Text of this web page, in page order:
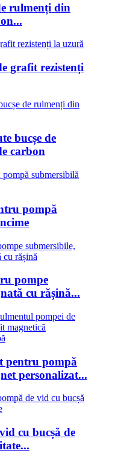
rulmenți din
grafit rezistenți
bucșe de
carbon
pompă
pompe
cu rășină...
pentru pompă
personalizat...
cu bucșă de